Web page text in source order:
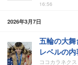
16:56
2026年3月7日
五輪の大
レベルの
ココカラネクス